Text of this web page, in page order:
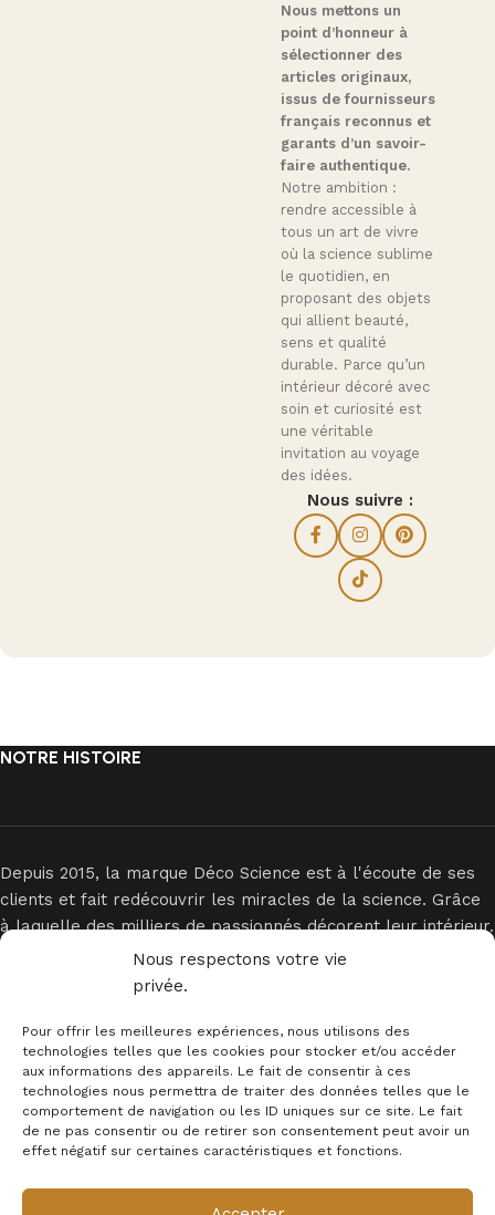
Nous respectons votre vie
privée.
Pour offrir les meilleures expériences, nous utilisons des
technologies telles que les cookies pour stocker et/ou accéder
aux informations des appareils. Le fait de consentir à ces
technologies nous permettra de traiter des données telles que le
comportement de navigation ou les ID uniques sur ce site. Le fait
de ne pas consentir ou de retirer son consentement peut avoir un
effet négatif sur certaines caractéristiques et fonctions.
Nous mettons un
point d’honneur à
sélectionner des
articles originaux,
issus de fournisseurs
français reconnus et
garants d’un savoir-
faire authentique.
Notre ambition :
rendre accessible à
tous un art de vivre
où la science sublime
le quotidien, en
proposant des objets
qui allient beauté,
sens et qualité
durable. Parce qu’un
intérieur décoré avec
soin et curiosité est
une véritable
invitation au voyage
des idées.
Nous suivre :
NOTRE HISTOIRE
Depuis 2015, la marque Déco Science est à l'écoute de ses
clients et fait redécouvrir les miracles de la science. Grâce
à laquelle des milliers de passionnés décorent leur intérieur.
INFORMATIONS
MENTION LEGALES
Newsletter